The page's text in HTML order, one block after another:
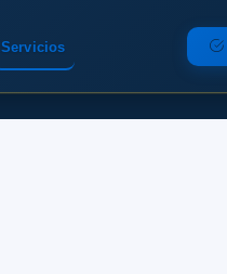
Servicios